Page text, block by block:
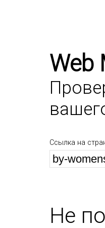
Web
Ссылка на
Не